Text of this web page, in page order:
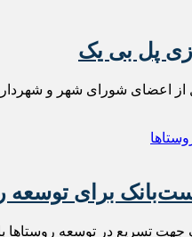
پل بی یک
شورای شهر و شهردار
برای توسعه